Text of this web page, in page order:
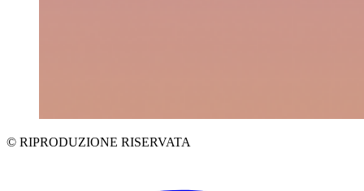
© RIPRODUZIONE RISERVATA